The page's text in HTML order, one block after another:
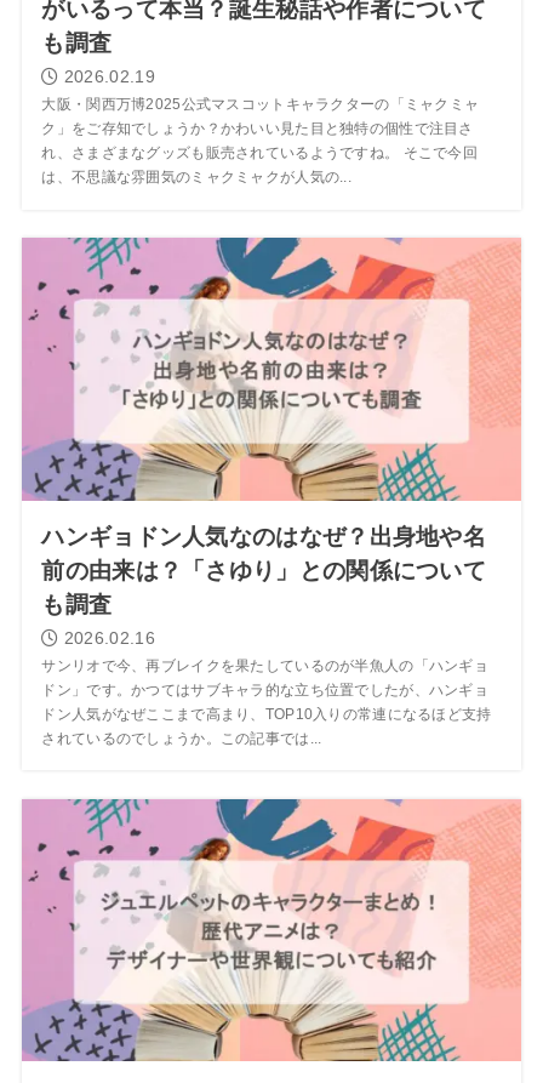
がいるって本当？誕生秘話や作者について
も調査
2026.02.19
大阪・関西万博2025公式マスコットキャラクターの「ミャクミャ
ク」をご存知でしょうか？かわいい見た目と独特の個性で注目さ
れ、さまざまなグッズも販売されているようですね。 そこで今回
は、不思議な雰囲気のミャクミャクが人気の...
ハンギョドン人気なのはなぜ？出身地や名
前の由来は？「さゆり」との関係について
も調査
2026.02.16
サンリオで今、再ブレイクを果たしているのが半魚人の「ハンギョ
ドン」です。かつてはサブキャラ的な立ち位置でしたが、ハンギョ
ドン人気がなぜここまで高まり、TOP10入りの常連になるほど支持
されているのでしょうか。この記事では...